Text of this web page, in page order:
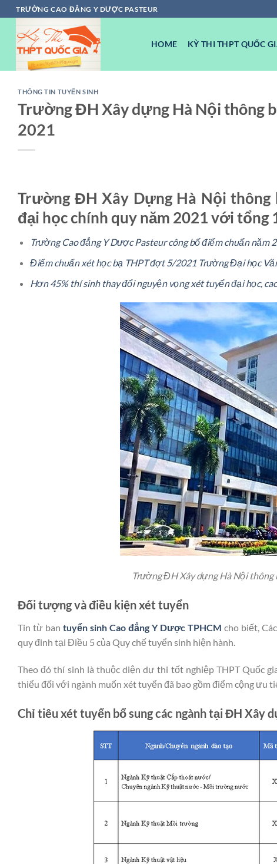
Chuyển
đến
dung
TRƯỜNG CAO ĐẲNG Y DƯỢC PASTEUR
HOME KỲ THI THPT QUỐC
THÔNG TIN TUYỂN SINH
Trường ĐH Xây dựng Hà Nội thông
2021
Trường ĐH Xây Dựng Hà Nội thông
đại học chính quy năm 2021 với
Trường Cao đẳng Y Dược Pasteur công bố điểm chuẩn năm
Điểm chuẩn xét học bạ THPT đợt 5/2021 Trường Đại học
Hơn 45% thí sinh thay đổi nguyện vọng xét tuyển đại học,
Trường ĐH Xây dựng Hà Nội
Đối tượng và điều kiện xét tuyển
Tin từ ban tuyển sinh Cao đẳng Y Dược TPHCM cho biết,
quy đinh tại Điều 5 của Quy chế tuyển sinh hiện hành.
Theo đó thí sinh là thuộc diện dự thi tốt nghiệp THPT Quốc
thiểu đối với ngành muốn xét tuyển đã bao gồm điểm cộng ưu
Chỉ tiêu xét tuyển bổ sung các ngành tại ĐH Xây